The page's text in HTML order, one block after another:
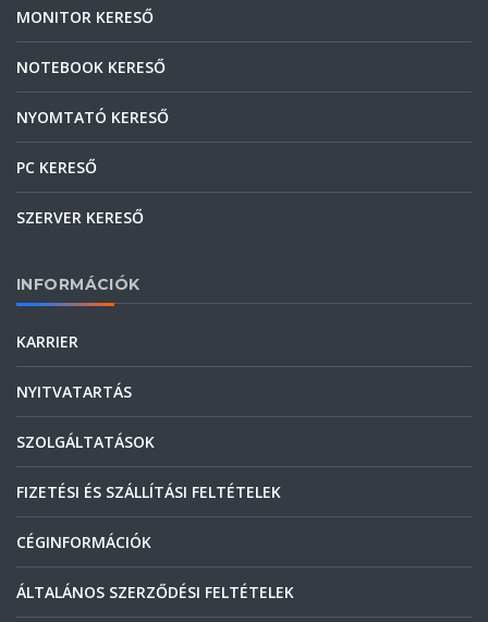
MONITOR KERESŐ
NOTEBOOK KERESŐ
NYOMTATÓ KERESŐ
PC KERESŐ
SZERVER KERESŐ
INFORMÁCIÓK
KARRIER
NYITVATARTÁS
SZOLGÁLTATÁSOK
FIZETÉSI ÉS SZÁLLÍTÁSI FELTÉTELEK
CÉGINFORMÁCIÓK
ÁLTALÁNOS SZERZŐDÉSI FELTÉTELEK